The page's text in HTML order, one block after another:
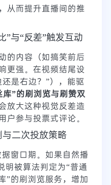
从而提升直播间的推
”与“反差”触发互动
的内容（如搞笑前后
更强。在视频结尾设
是右边？”），能驱
库”的刷浏览与刷赞双
放大这种视觉反差造
户参与投票式评论。
二次投放策略
窗口期。如果自然播
被算法判定为“普通
”的刷浏览服务，增加